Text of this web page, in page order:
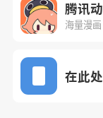
腾讯
海量漫
在此